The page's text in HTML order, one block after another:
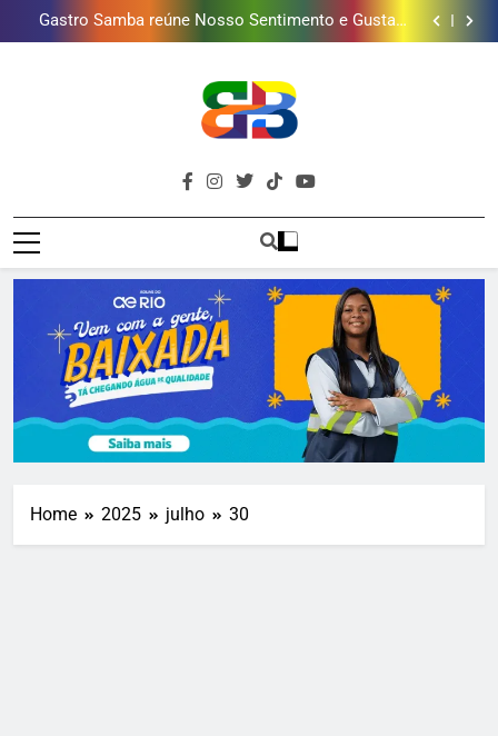
mais combina com ele
Lins em Nova Iguaçu neste fim de semana
Shopping Grande Rio sorteia MacBook e oferece
vinho em campanha de Dia dos Pais
Obra garante a preservação de 190 milhões de litros
presentear o seu pai. Descubra como escolher o que
mais combina com ele
Gastro Samba reúne Nosso Sentimento e Gustavo
Lins em Nova Iguaçu neste fim de semana
Shopping Grande Rio sorteia MacBook e oferece
vinho em campanha de Dia dos Pais
Obra garante a preservação de 190 milhões de litros
de água por ano na Baixada Fluminense
Brava
Baixada
Baixada Fluminense Em Destaque!
Home 2025 julho 30